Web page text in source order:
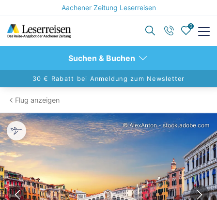
Aachener Zeitung Leserreisen
0
Suchen & Buchen
30 € Rabatt bei Anmeldung zum Newsletter
Zurück
Reisekategorien anzeigen
Advents- & Silvesterreisen
Alleinreisende
Eventreisen
Konzertreisen
Zurück
Reiseziele anzeigen
Hamburg
Dresden
Nord- und Ostsee
Leipzig
Flug anzeigen
© AlexAnton - stock.adobe.com